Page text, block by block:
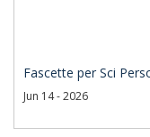
Fascette per Sci
Jun 14 - 2026